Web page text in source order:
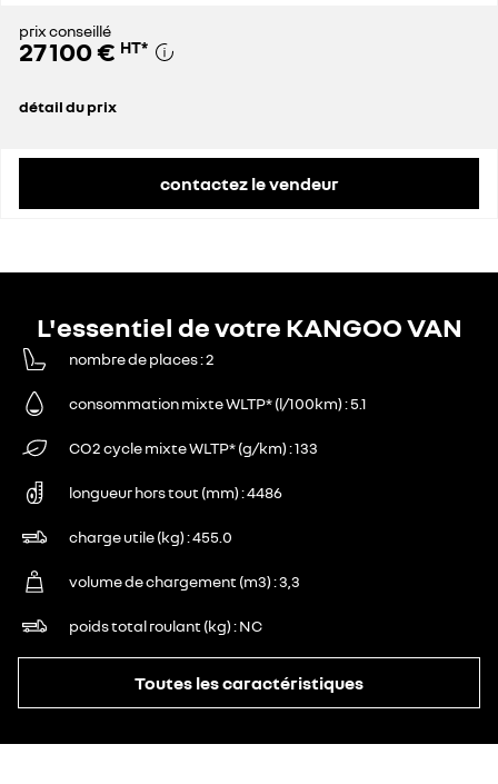
prix conseillé
27 100 € HT*
détail du prix
contactez le vendeur
L'essentiel de votre KANGOO VAN
nombre de places 2
consommation mixte WLTP* (l/100km) 5.1
CO2 cycle mixte WLTP* (g/km) 133
longueur hors tout (mm) 4486
charge utile (kg) 455.0
volume de chargement (m3) 3,3
poids total roulant (kg) NC
Toutes les caractéristiques